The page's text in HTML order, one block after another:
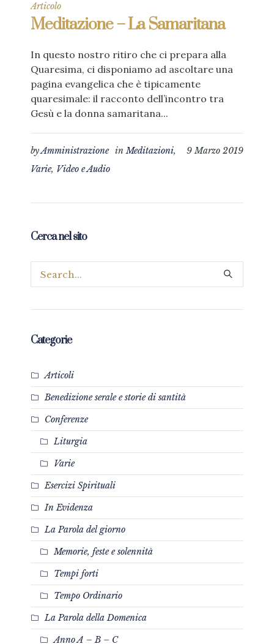
Articolo
Meditazione – La Samaritana
In questo nostro ritiro che ci prepara alla
Quaresima, ci disponiamo ad ascoltare una
pagina evangelica che è tipicamente
quaresimale: il racconto dell’incontro tra
Gesù e la donna samaritana...
9 Marzo 2019
byAmministrazione inMeditazioni,
Varie, Video e Audio
Cerca nel sito
Categorie
Articoli
Benedizione serale e storie di santità
Conferenze
Liturgia
Varie
Esercizi Spirituali
In Evidenza
La Parola del giorno
Memorie, feste e solennità
Tempi forti
Tempo Ordinario
La Parola della Domenica
Anno A – B – C